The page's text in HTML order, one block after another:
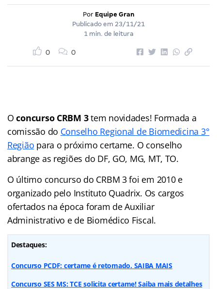
Por Equipe Gran
Publicado em 23/11/21
1 min. de leitura
0 0
Oconcurso CRBM 3tem novidades! Formada a
comissão do Conselho Regional de Biomedicina 3°
Região para o próximo certame. O conselho
abrange as regiões do DF, GO, MG, MT, TO.
O último concurso do CRBM 3 foi em 2010 e
organizado pelo Instituto Quadrix. Os cargos
ofertados na época foram de Auxiliar
Administrativo e de Biomédico Fiscal.
Destaques:
Concurso PCDF: certame é retomado. SAIBA MAIS
Concurso SES MS: TCE solicita certame! Saiba mais detalhes